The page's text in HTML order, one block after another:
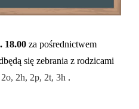
18.00 za pośrednictwem
się zebrania z rodzicami
2h, 2p, 2t, 3h .